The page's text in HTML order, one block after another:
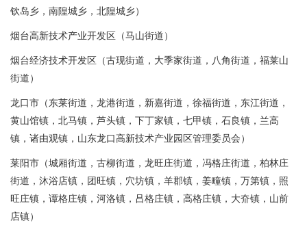
钦岛乡，南隍城乡，北隍城乡）
烟台高新技术产业开发区（马山街道）
烟台经济技术开发区（古现街道，大季家街道，八角街道，福莱山
街道）
龙口市（东莱街道，龙港街道，新嘉街道，徐福街道，东江街道，
黄山馆镇，北马镇，芦头镇，下丁家镇，七甲镇，石良镇，兰高
镇，诸由观镇，山东龙口高新技术产业园区管理委员会）
莱阳市（城厢街道，古柳街道，龙旺庄街道，冯格庄街道，柏林庄
街道，沐浴店镇，团旺镇，穴坊镇，羊郡镇，姜疃镇，万第镇，照
旺庄镇，谭格庄镇，河洛镇，吕格庄镇，高格庄镇，大夼镇，山前
店镇）